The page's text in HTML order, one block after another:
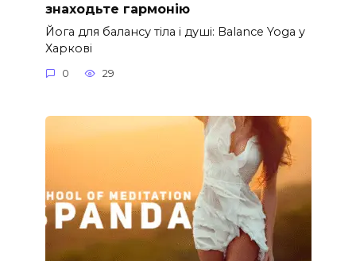
знаходьте гармонію
Йога для балансу тіла і душі: Balance Yoga у
Харкові
0 29